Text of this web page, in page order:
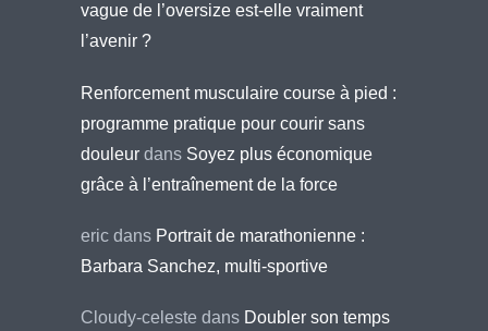
vague de l’oversize est-elle vraiment
l’avenir ?
Renforcement musculaire course à pied :
programme pratique pour courir sans
douleur dans Soyez plus économique
grâce à l’entraînement de la force
eric dans Portrait de marathonienne :
Barbara Sanchez, multi-sportive
Cloudy-celeste dans Doubler son temps